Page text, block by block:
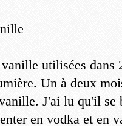
utilisées dans
Un à deux
J'ai lu qu'il se
en vodka et en